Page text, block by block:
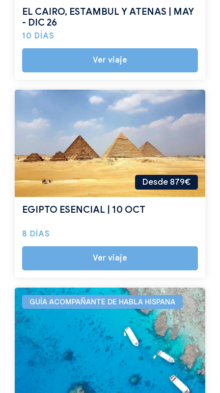
EL CAIRO, ESTAMBUL Y ATENAS | MAY
- DIC 26
10 DÍAS
Ver viaje
Desde 879€
EGIPTO ESENCIAL | 10 OCT
8 DÍAS
Ver viaje
GUÍA ACOMPAÑANTE DE HABLA HISPANA